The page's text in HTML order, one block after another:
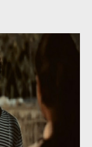
ढलने से पहले अपने अपने
स्कूल का उस साल का
थे , उस दिन अपने दोस्त से